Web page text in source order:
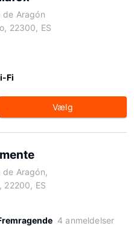
de Aragón
22300, ES
Fi
Vælg
de Aragón,
22200, ES
4 anmeldelser